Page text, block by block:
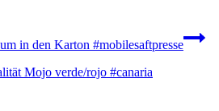
in den Karton #mobilesaftpresse